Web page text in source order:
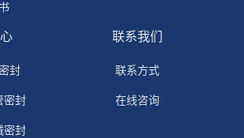
封
密封
密封
联系我们
联系方式
在线咨询